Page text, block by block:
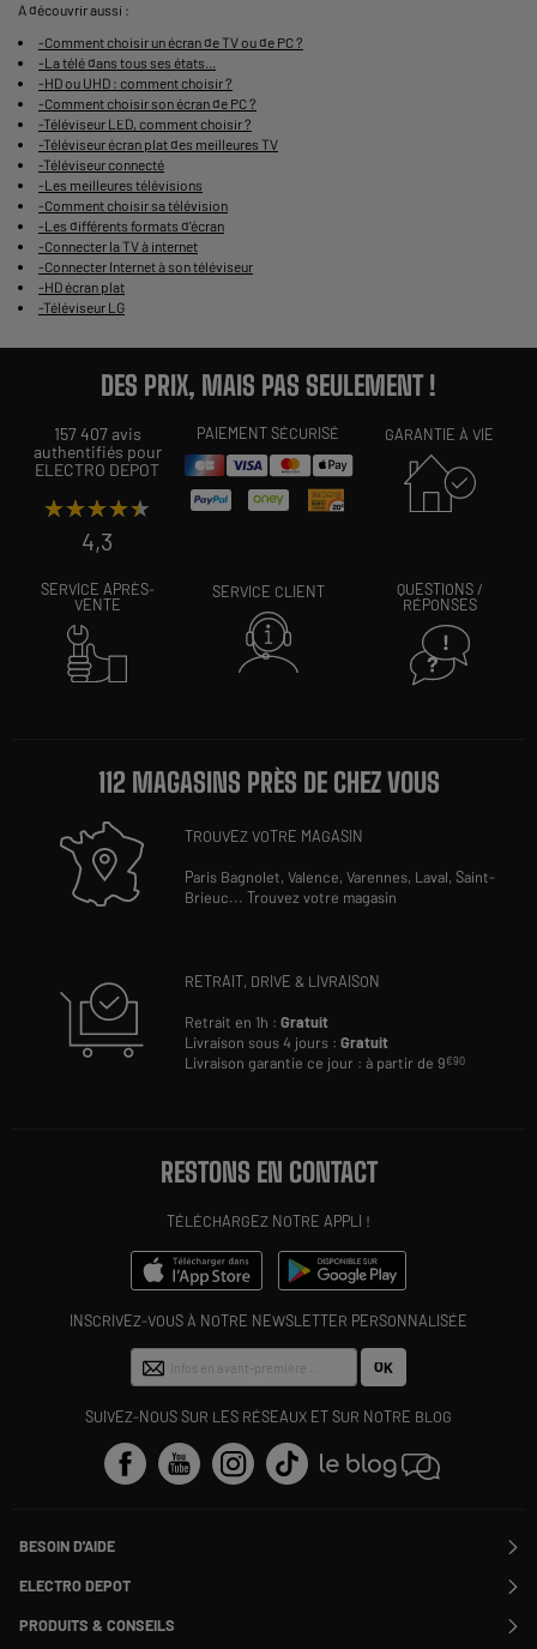
A découvrir aussi :
-Comment choisir un écran de TV ou de PC ?
-La télé dans tous ses états...
-HD ou UHD : comment choisir ?
-Comment choisir son écran de PC ?
-Téléviseur LED, comment choisir ?
-Téléviseur écran plat des meilleures TV
-Téléviseur connecté
-Les meilleures télévisions
-Comment choisir sa télévision
-Les différents formats d'écran
-Connecter la TV à internet
-Connecter Internet à son téléviseur
-HD écran plat
-Téléviseur LG
DES PRIX, MAIS PAS SEULEMENT !
157 407 avis
authentifiés pour
ELECTRO DEPOT
★★★★★
★★★★★
4,3
PAIEMENT SÉCURISÉ GARANTIE À VIE
SERVICE APRÈS-
VENTE
SERVICE CLIENT
QUESTIONS /
RÉPONSES
112 MAGASINS PRÈS DE CHEZ VOUS
TROUVEZ VOTRE MAGASIN
Paris Bagnolet,Valence,Varennes, Laval,Saint-
Brieuc...Trouvez votre magasin
RETRAIT, DRIVE & LIVRAISON
Retrait en 1h :Gratuit
Livraison sous 4 jours :Gratuit
Livraison garantie ce jour : à partir de 9€90
RESTONS EN CONTACT
TÉLÉCHARGEZ NOTRE APPLI !
INSCRIVEZ-VOUS À NOTRE NEWSLETTER PERSONNALISÉE
OK
SUIVEZ-NOUS SUR LES RÉSEAUX ET SUR NOTRE BLOG
BESOIN D'AIDE
Contactez-nous
Suivre ma commande
Modifier ou annuler ma commande
SAV
ELECTRO DEPOT
PRODUITS & CONSEILS